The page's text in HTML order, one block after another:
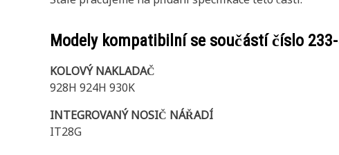
Modely kompatibilní se součástí číslo
KOLOVÝ NAKLADAČ
928H 924H 930K
INTEGROVANÝ NOSIČ NÁŘADÍ
IT28G